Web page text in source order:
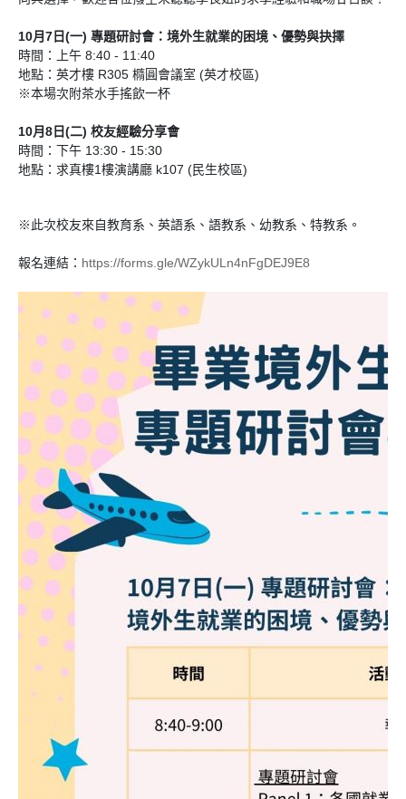
10月7日(一) 專題研討會：境外生就業的困境、優勢與抉擇
時間：上午 8:40 - 11:40
地點：英才樓 R305 橢圓會議室 (英才校區)
※本場次附茶水手搖飲一杯
10月8日(二) 校友經驗分享會
時間：下午 13:30 - 15:30
地點：求真樓1樓演講廳 k107 (民生校區)
※此次校友來自教育系、英語系、語教系、幼教系、特教系。
報名連結： https://forms.gle/WZykULn4nFgDEJ9E8